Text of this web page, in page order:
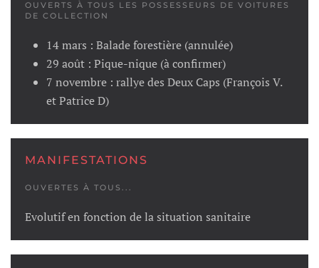
OUVERTS À TOUS LES POSSESSEURS DE VOITURES
DE COLLECTION
14 mars : Balade forestière (annulée)
29 août : Pique-nique (à confirmer)
7 novembre : rallye des Deux Caps (François V.
et Patrice D)
MANIFESTATIONS
OUVERTES À TOUS...
Evolutif en fonction de la situation sanitaire